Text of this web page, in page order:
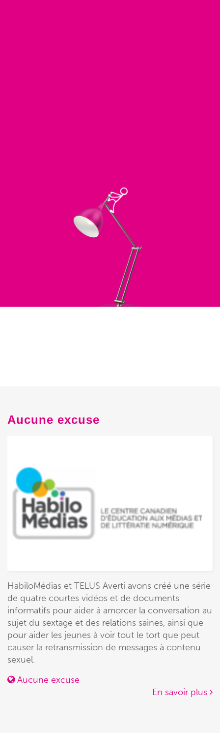
Aucune excuse
HabiloMédias et TELUS Averti avons créé une série
de quatre courtes vidéos et de documents
informatifs pour aider à amorcer la conversation au
sujet du sextage et des relations saines, ainsi que
pour aider les jeunes à voir tout le tort que peut
causer la retransmission de messages à contenu
sexuel.
Aucune excuse
En savoir plus